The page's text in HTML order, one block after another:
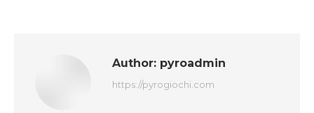
Author: pyroadmin
https://pyrogiochi.com